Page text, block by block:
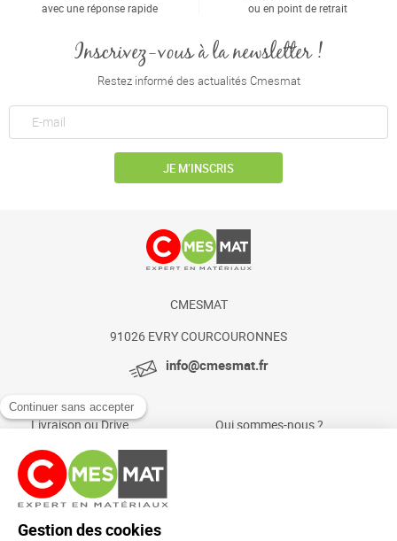
avec une réponse rapide ou en point de retrait
Inscrivez-vous à la newsletter !
Restez informé des actualités Cmesmat
JE M’INSCRIS
CMESMAT
91026 EVRY COURCOURONNES
info@cmesmat.fr
Livraison ou Drive
Paiement sécurisé
Foire aux questions
Qui sommes-nous ?